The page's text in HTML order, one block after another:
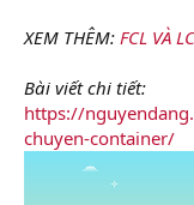
XEM THÊM: FCL VÀ
Bài viết chi tiết:
https://
chuyen-container/